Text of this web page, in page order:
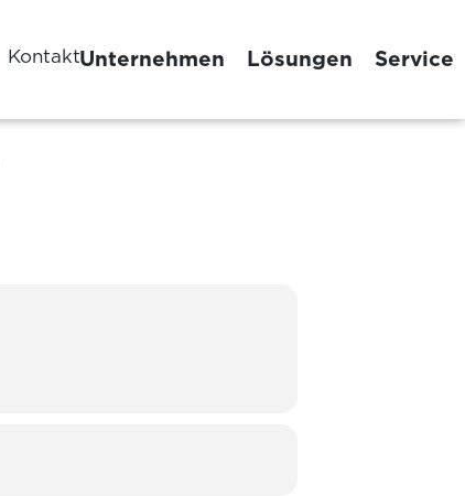
KontaktUnternehmen Lösungen Service